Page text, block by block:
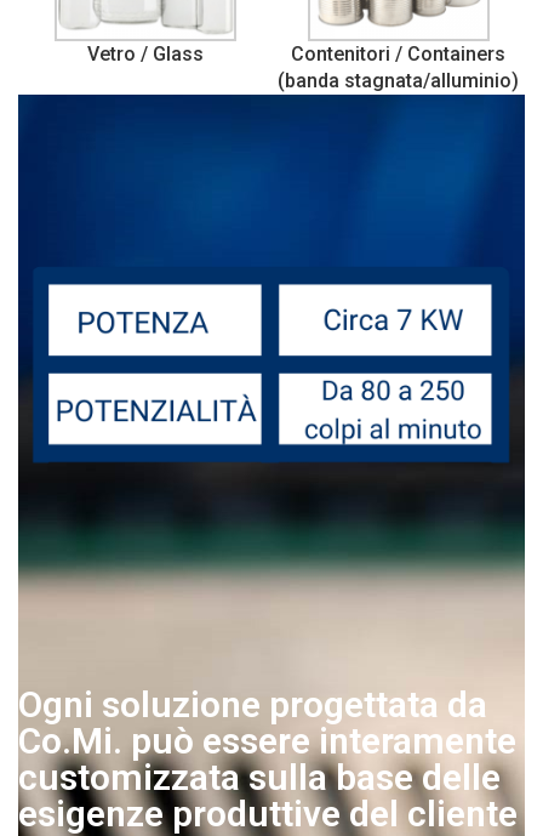
Vetro / Glass
Contenitori / Containers
(banda stagnata/alluminio)
Ogni soluzione progettata da
Co.Mi. può essere interamente
customizzata sulla base delle
esigenze produttive del cliente